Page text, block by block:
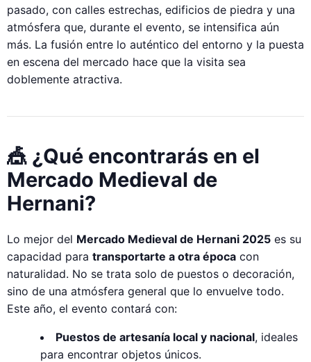
pasado, con calles estrechas, edificios de piedra y una
atmósfera que, durante el evento, se intensifica aún
más. La fusión entre lo auténtico del entorno y la puesta
en escena del mercado hace que la visita sea
doblemente atractiva.
🎪 ¿Qué encontrarás en el
Mercado Medieval de
Hernani?
Lo mejor del Mercado Medieval de Hernani 2025 es su
capacidad para transportarte a otra época con
naturalidad. No se trata solo de puestos o decoración,
sino de una atmósfera general que lo envuelve todo.
Este año, el evento contará con:
Puestos de artesanía local y nacional, ideales
para encontrar objetos únicos.